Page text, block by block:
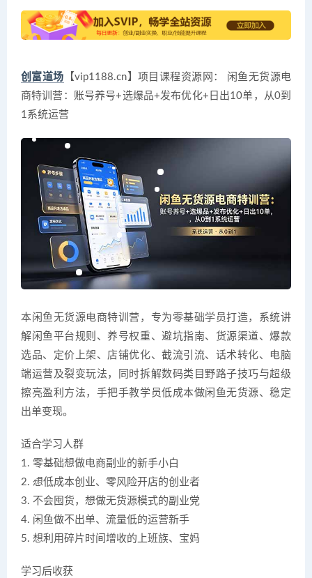
创富道场 【vip1188.cn】项目课程资源网： 闲鱼无货源电
商特训营：账号养号+选爆品+发布优化+日出10单，从0到
1系统运营
本闲鱼无货源电商特训营，专为零基础学员打造，系统讲
解闲鱼平台规则、养号权重、避坑指南、货源渠道、爆款
选品、定价上架、店铺优化、截流引流、话术转化、电脑
端运营及裂变玩法，同时拆解数码类目野路子技巧与超级
擦亮盈利方法，手把手教学员低成本做闲鱼无货源、稳定
出单变现。
适合学习人群
1. 零基础想做电商副业的新手小白
2. 想低成本创业、零风险开店的创业者
3. 不会囤货，想做无货源模式的副业党
4. 闲鱼做不出单、流量低的运营新手
5. 想利用碎片时间增收的上班族、宝妈
学习后收获